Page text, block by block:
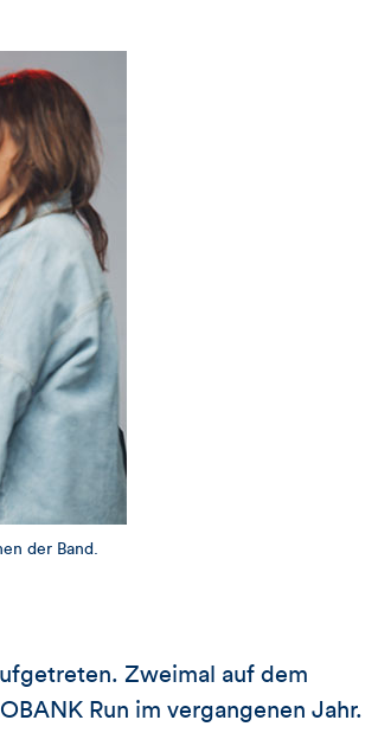
der Band.
Zweimal auf dem
Run im vergangenen Jahr.